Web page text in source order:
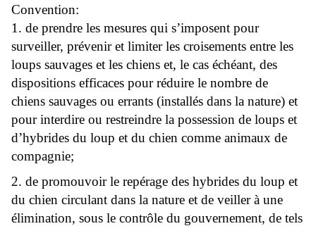
Convention:
1. de prendre les mesures qui s’imposent pour
surveiller, prévenir et limiter les croisements entre les
loups sauvages et les chiens et, le cas échéant, des
dispositions efficaces pour réduire le nombre de
chiens sauvages ou errants (installés dans la nature) et
pour interdire ou restreindre la possession de loups et
d’hybrides du loup et du chien comme animaux de
compagnie;
2. de promouvoir le repérage des hybrides du loup et
du chien circulant dans la nature et de veiller à une
élimination, sous le contrôle du gouvernement, de tels